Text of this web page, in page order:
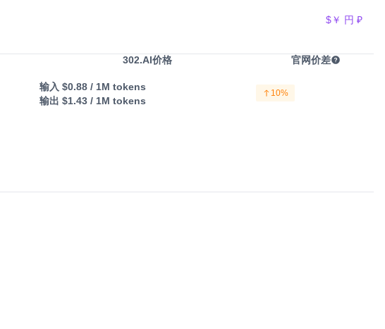
$￥ 円 ₽
302.AI价格 官网价差
输入 $0.88 / 1M tokens
输出 $1.43 / 1M tokens
10%